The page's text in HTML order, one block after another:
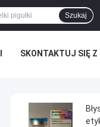
Szukaj
SKONTAKTUJ SIĘ Z